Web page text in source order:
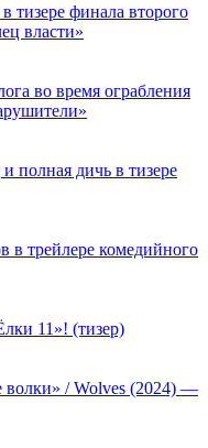
тизере финала второго
власти»
во время ограбления
полная дичь в тизере
в трейлере комедийного
11»! (тизер)
волки» / Wolves (2024) —